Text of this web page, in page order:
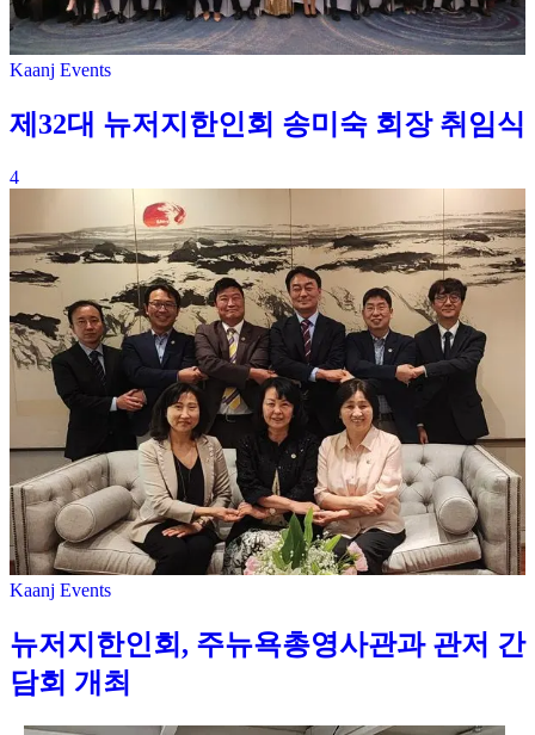
Kaanj Events
제32대 뉴저지한인회 송미숙 회장 취임식
4
Kaanj Events
뉴저지한인회, 주뉴욕총영사관과 관저 간
담회 개최